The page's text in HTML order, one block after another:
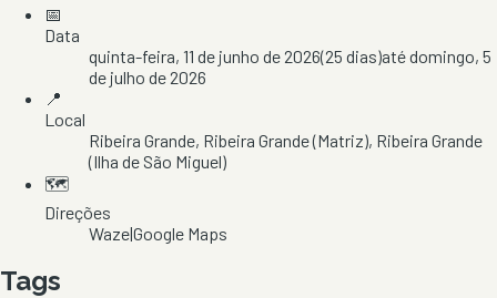
📅
Data
quinta-feira, 11 de junho de 2026(25 dias)atédomingo, 5
de julho de 2026
📍
Local
Ribeira Grande, Ribeira Grande (Matriz), Ribeira Grande
(Ilha de São Miguel)
🗺️
Direções
Waze|Google Maps
Tags